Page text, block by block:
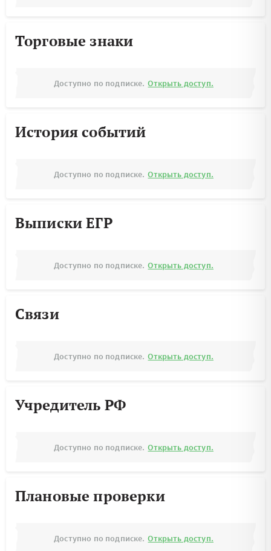
Торговые знаки
Доступно по подписке. Открыть доступ.
История событий
Доступно по подписке. Открыть доступ.
Выписки ЕГР
Доступно по подписке. Открыть доступ.
Связи
Доступно по подписке. Открыть доступ.
Учредитель РФ
Доступно по подписке. Открыть доступ.
Плановые проверки
Доступно по подписке. Открыть доступ.